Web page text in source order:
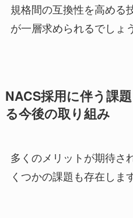
規格間の互換性を高める
が一層求められるでしょう
NACS採用に伴う課
る今後の取り組み
多くのメリットが期待さ
くつかの課題も存在します